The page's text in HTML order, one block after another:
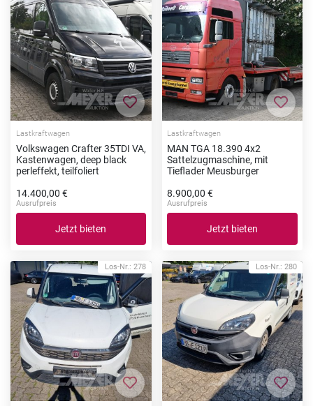
Zur Merkliste hinzufügen
Lastkraftwagen
Volkswagen Crafter 35TDI VA,
Kastenwagen, deep black
perleffekt, teilfoliert
14.400,00 €
Ausrufpreis
Jetzt bieten
Zur
Lastkraftwagen
MAN TGA 18.390 4x2
Sattelzugmaschine, mit
Tieflader Meusburger
8.900,00 €
Ausrufpreis
Jetzt bieten
Los-Nr.: 278
Zur Merkliste hinzufügen
Los-Nr.: 280
Zur